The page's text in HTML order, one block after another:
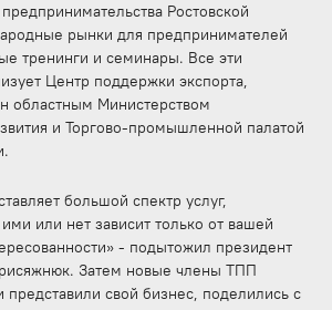
Ростовской
рынки для предпринимателей
тренинги и семинары. Все эти
Центр поддержки экспорта,
областным Министерством
и Торгово-промышленной палатой
большой спектр услуг,
или нет зависит только от вашей
- подытожил президент
Затем новые члены ТПП
представили свой бизнес, поделились с